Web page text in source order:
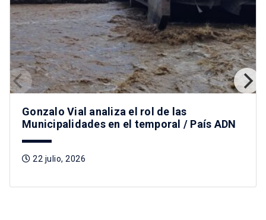
Gonzalo Vial analiza el rol de las
Municipalidades en el temporal / País ADN
22 julio, 2026